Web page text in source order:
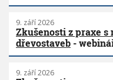
9. září 2026
Zkušenosti z praxe
dřevostaveb -
9. září 2026